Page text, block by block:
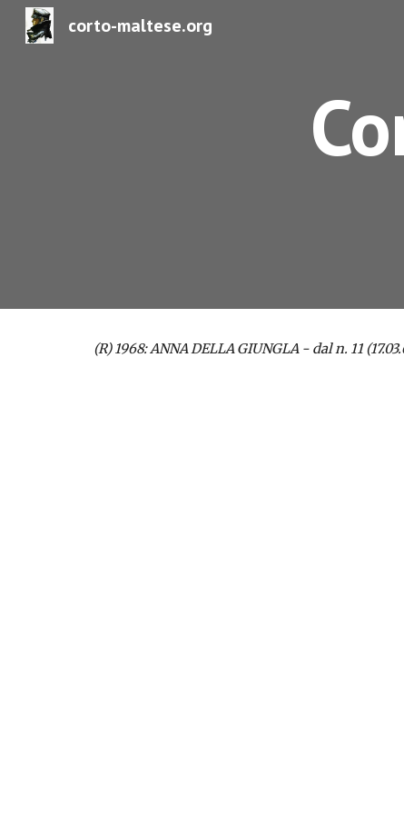
corto-maltese.org
(R) 1968: ANNA DELLA GIUNGLA - dal n. 11